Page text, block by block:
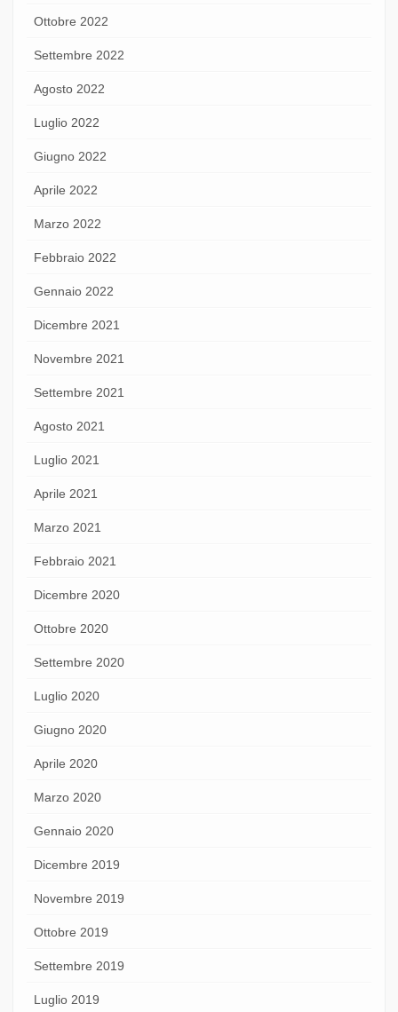
Ottobre 2022
Settembre 2022
Agosto 2022
Luglio 2022
Giugno 2022
Aprile 2022
Marzo 2022
Febbraio 2022
Gennaio 2022
Dicembre 2021
Novembre 2021
Settembre 2021
Agosto 2021
Luglio 2021
Aprile 2021
Marzo 2021
Febbraio 2021
Dicembre 2020
Ottobre 2020
Settembre 2020
Luglio 2020
Giugno 2020
Aprile 2020
Marzo 2020
Gennaio 2020
Dicembre 2019
Novembre 2019
Ottobre 2019
Settembre 2019
Luglio 2019